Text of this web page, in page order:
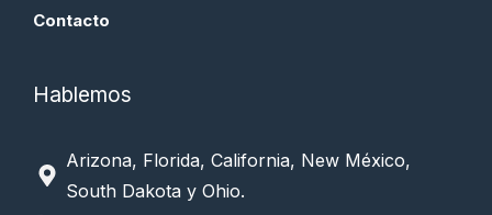
Contacto
Hablemos
Arizona, Florida, California, New México,
South Dakota y Ohio.